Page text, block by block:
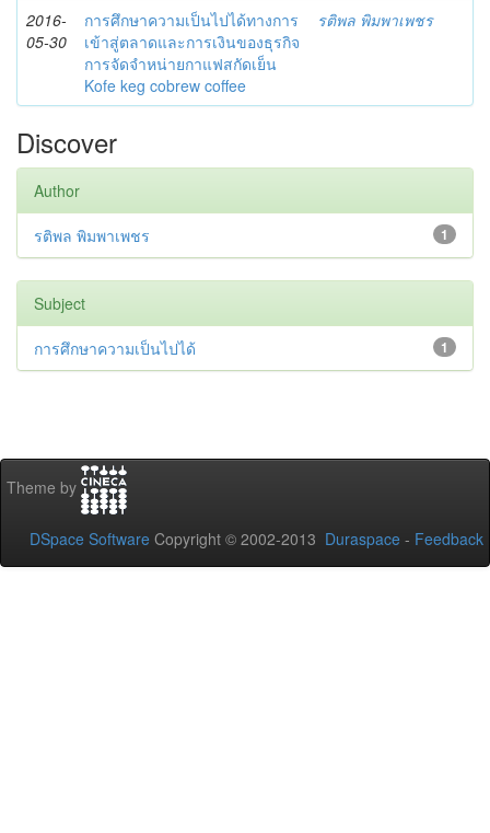
2016-
05-30
การศึกษาความเป็นไปได้ทางการ
เข้าสู่ตลาดและการเงินของธุรกิจ
การจัดจำหน่ายกาแฟสกัดเย็น
Kofe keg cobrew coffee
รติพล พิมพาเพชร
Discover
Author
1
รติพล พิมพาเพชร
Subject
1
การศึกษาความเป็นไปได้
Theme by
DSpace Software Copyright © 2002-2013 Duraspace - Feedback